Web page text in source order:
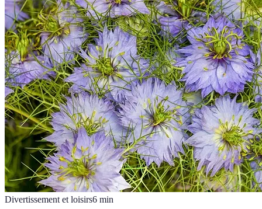
Divertissement et loisirs6 min